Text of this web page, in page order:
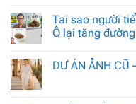
Tại sao người
Ô lại tăng
DỰ ÁN ẢNH CŨ